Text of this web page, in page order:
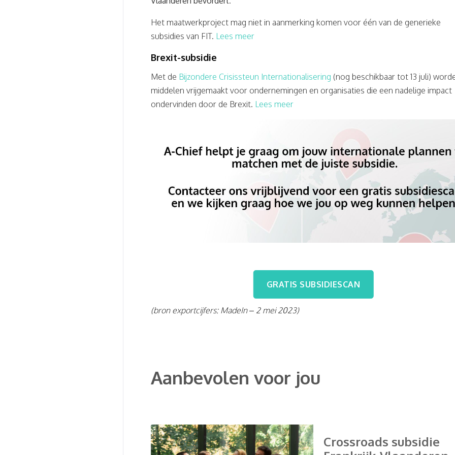
Het maatwerkproject mag niet in aanmerking komen voor één van de generieke
subsidies van FIT. Lees meer
Brexit-subsidie
Met de Bijzondere Crisissteun Internationalisering (nog beschikbaar tot 13 juli)
middelen vrijgemaakt voor ondernemingen en organisaties die een nadelige impact
ondervinden door de Brexit. Lees meer
GRATIS SUBSIDIESCAN
(bron exportcijfers: MadeIn – 2 mei 2023)
Aanbevolen voor jou
Crossroads subsidie